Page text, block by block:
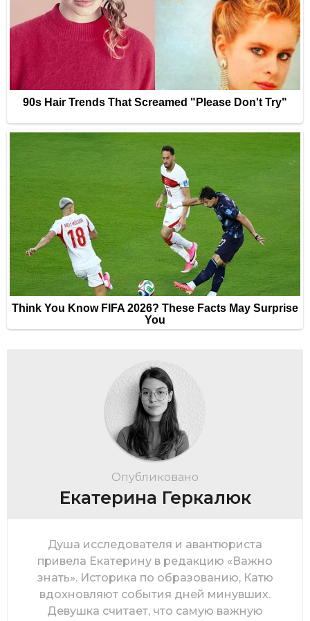
Опубликовано
Екатерина Геркалюк
Душа исследователя и авантюриста
привела Екатерину в редакцию «Важно
знать». Историка по образованию, Катю
вдохновляют события дней минувших.
Девушка считает, что самую важную